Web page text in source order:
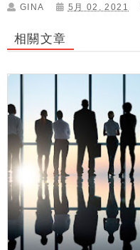
GINA 5月 02, 2021
相關文章